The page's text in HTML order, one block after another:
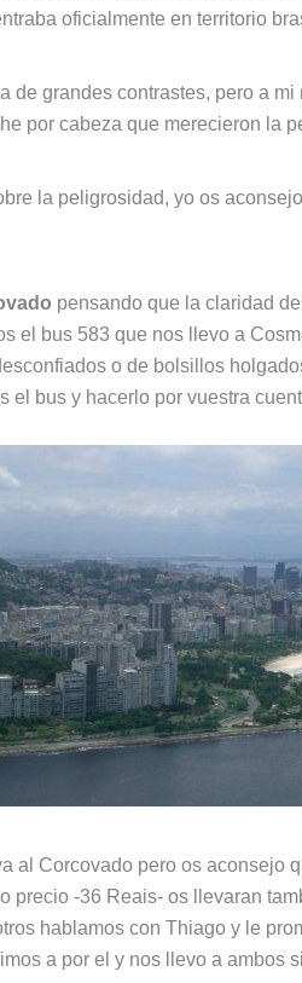
oficialmente en territorio
de grandes contrastes, pero a
por cabeza que merecieron la
la peligrosidad, yo os
pensando que la claridad
el bus 583 que nos llevo a
o de bolsillos
el bus y hacerlo por vuestra
al Corcovado pero os
precio -36 Reais- os llevaran
hablamos con Thiago y le
a por el y nos llevo a ambos